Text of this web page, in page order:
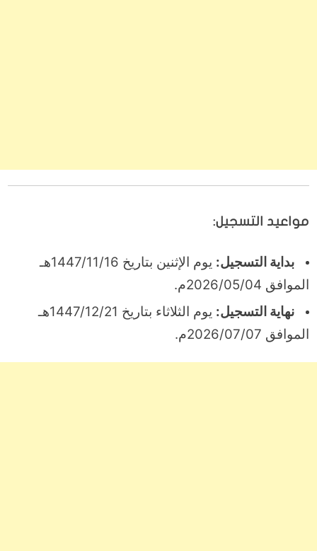
مواعيد التسجيل:
بداية التسجيل:
يوم الإثنين بتاريخ 1447/11/16هـ
الموافق 2026/05/04م.
نهاية التسجيل:
يوم الثلاثاء بتاريخ 1447/12/21هـ
الموافق 2026/07/07م.